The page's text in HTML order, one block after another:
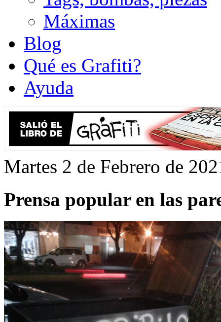
Máximas
Blog
Qué es Grafiti?
Ayuda
Martes 2 de Febrero de
Prensa popular en las